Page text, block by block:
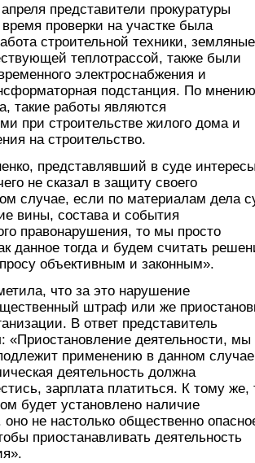
представители прокуратуры
проверки на участке была
строительной техники, земляные
теплотрассой, также были
электроснабжения и
подстанция. По мнению
такие работы являются
при строительстве жилого дома и
на строительство.
представлявший в суде
не сказал в защиту своего
случае, если по материалам дела
вины, состава и события
правонарушения, то мы просто
данное тогда и будем считать
объективным и законным».
что за это нарушение
штраф или же
В ответ представитель
«Приостановление деятельности, мы
применению в данном
деятельность должна
зарплата платиться. К тому же,
будет установлено наличие
не настолько общественно
приостанавливать деятельность